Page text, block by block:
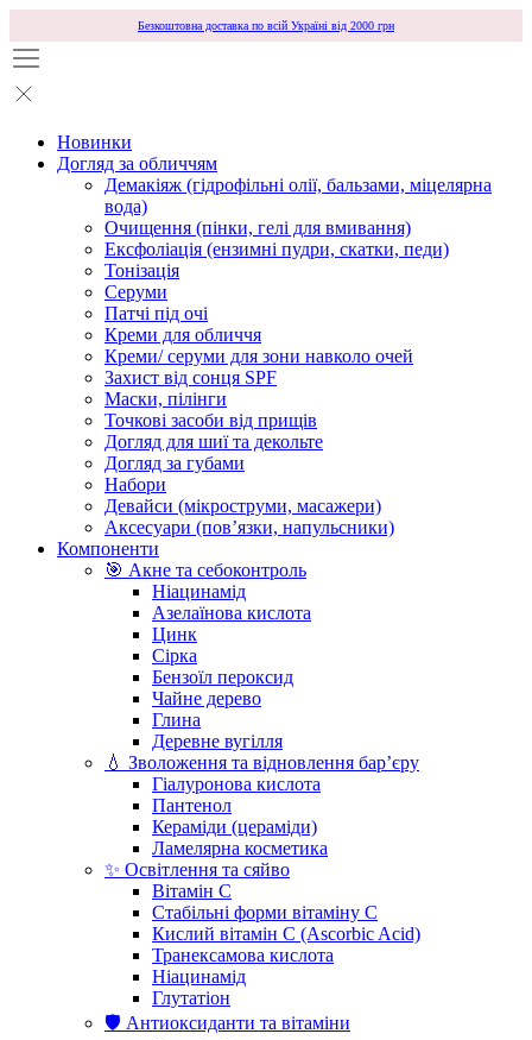
Безкоштовна доставка по всій Україні від 2000 грн
Новинки
Догляд за обличчям
Демакіяж (гідрофільні олії, бальзами, міцелярна
вода)
Очищення (пінки, гелі для вмивання)
Ексфоліація (ензимні пудри, скатки, педи)
Тонізація
Серуми
Патчі під очі
Креми для обличчя
Креми/ серуми для зони навколо очей
Захист від сонця SPF
Маски, пілінги
Точкові засоби від прищів
Догляд для шиї та декольте
Догляд за губами
Набори
Девайси (мікроструми, масажери)
Аксесуари (повʼязки, напульсники)
Компоненти
🎯 Акне та себоконтроль
Ніацинамід
Азелаїнова кислота
Цинк
Сірка
Бензоїл пероксид
Чайне дерево
Глина
Деревне вугілля
💧 Зволоження та відновлення бар’єру
Гіалуронова кислота
Пантенол
Кераміди (цераміди)
Ламелярна косметика
✨ Освітлення та сяйво
Вітамін С
Стабільні форми вітаміну С
Кислий вітамін С (Ascorbic Acid)
Транексамова кислота
Ніацинамід
Глутатіон
🛡️ Антиоксиданти та вітаміни